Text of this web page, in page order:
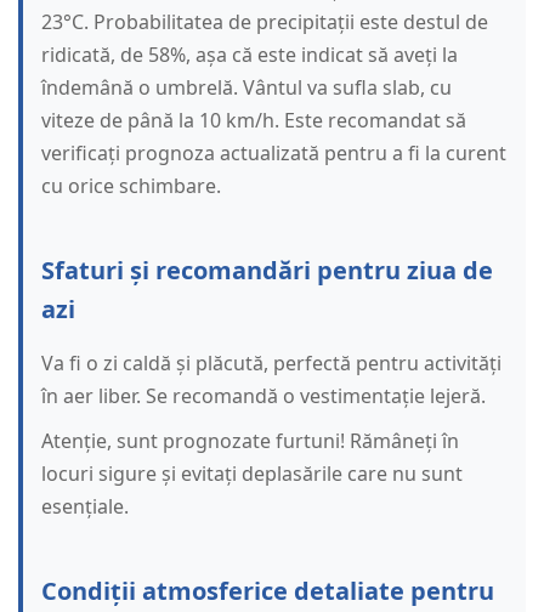
23°C. Probabilitatea de precipitații este destul de
ridicată, de 58%, așa că este indicat să aveți la
îndemână o umbrelă. Vântul va sufla slab, cu
viteze de până la 10 km/h. Este recomandat să
verificați prognoza actualizată pentru a fi la curent
cu orice schimbare.
Sfaturi și recomandări pentru ziua de
azi
Va fi o zi caldă și plăcută, perfectă pentru activități
în aer liber. Se recomandă o vestimentație lejeră.
Atenție, sunt prognozate furtuni! Rămâneți în
locuri sigure și evitați deplasările care nu sunt
esențiale.
Condiții atmosferice detaliate pentru